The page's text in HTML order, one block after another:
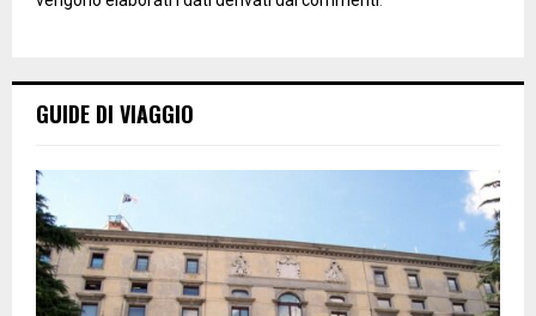
GUIDE DI VIAGGIO